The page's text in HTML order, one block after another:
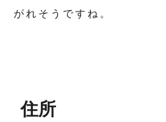
がれそうですね。
住所